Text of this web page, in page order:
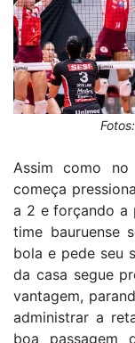
Assim como no
começa
a 2 e forçando a
time bauruense
bola e pede seu
da casa segue
vantagem,
administrar a
boa passagem